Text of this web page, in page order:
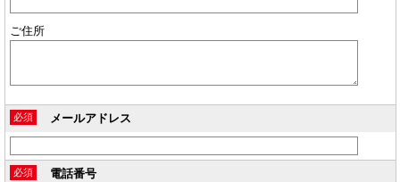
ご住所
メールアドレス
必須
電話番号
必須